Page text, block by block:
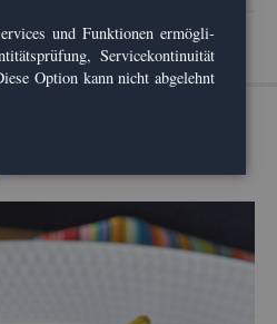
und Funk­tio­nen er­mög­li­
Ser­vice­kon­ti­nui­tät
Op­ti­on kann nicht ab­ge­lehnt